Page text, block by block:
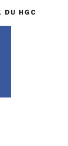
DU HGC